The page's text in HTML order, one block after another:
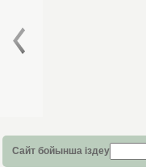
Сайт бойынша іздеу